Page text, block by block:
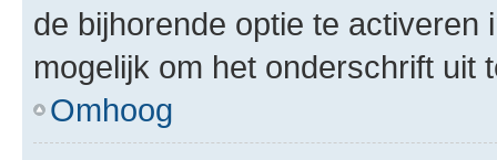
de bijhorende optie te
mogelijk om het onderschrift uit
Omhoog